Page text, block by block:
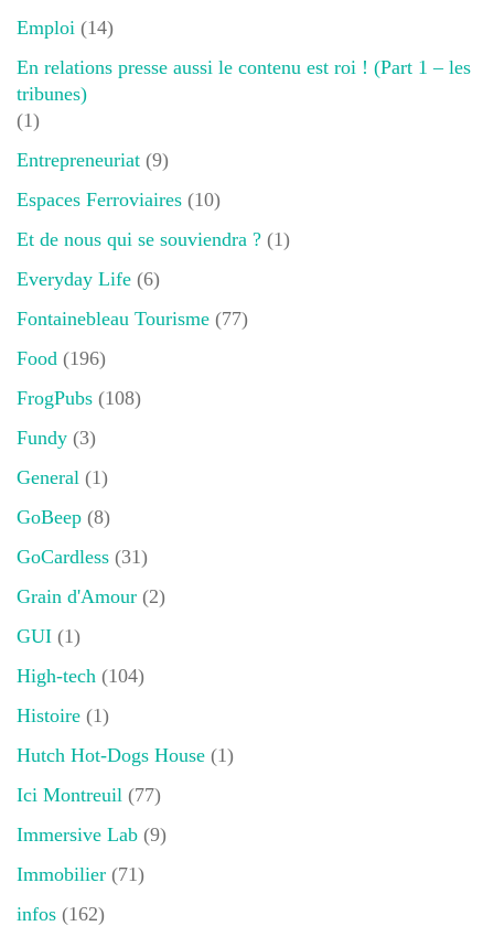
Emploi (14)
En relations presse aussi le contenu est roi ! (Part 1 – les
tribunes)
(1)
Entrepreneuriat (9)
Espaces Ferroviaires (10)
Et de nous qui se souviendra ? (1)
Everyday Life (6)
Fontainebleau Tourisme (77)
Food (196)
FrogPubs (108)
Fundy (3)
General (1)
GoBeep (8)
GoCardless (31)
Grain d'Amour (2)
GUI (1)
High-tech (104)
Histoire (1)
Hutch Hot-Dogs House (1)
Ici Montreuil (77)
Immersive Lab (9)
Immobilier (71)
infos (162)